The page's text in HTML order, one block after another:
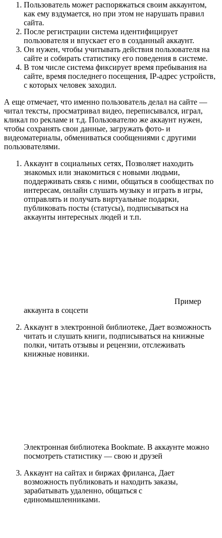
Пользователь может распоряжаться своим аккаунтом,
как ему вздумается, но при этом не нарушать правил
сайта.
После регистрации система идентифицирует
пользователя и впускает его в созданный аккаунт.
Он нужен, чтобы учитывать действия пользователя на
сайте и собирать статистику его поведения в системе.
В том числе система фиксирует время пребывания на
сайте, время последнего посещения, IP-адрес устройств,
с которых человек заходил.
А еще отмечает, что именно пользователь делал на сайте —
читал тексты, просматривал видео, переписывался, играл,
кликал по рекламе и т.д. Пользователю же аккаунт нужен,
чтобы сохранять свои данные, загружать фото- и
видеоматериалы, обмениваться сообщениями с другими
пользователями.
Аккаунт в социальных сетях, Позволяет находить
знакомых или знакомиться с новыми людьми,
поддерживать связь с ними, общаться в сообществах по
интересам, онлайн слушать музыку и играть в игры,
отправлять и получать виртуальные подарки,
публиковать посты (статусы), подписываться на
аккаунты интересных людей и т.п.
Пример
аккаунта в соцсети
Аккаунт в электронной библиотеке, Дает возможность
читать и слушать книги, подписываться на книжные
полки, читать отзывы и рецензии, отслеживать
книжные новинки.
Электронная библиотека Bookmate. В аккаунте можно
посмотреть статистику — свою и друзей
Аккаунт на сайтах и биржах фриланса, Дает
возможность публиковать и находить заказы,
зарабатывать удаленно, общаться с
единомышленниками.